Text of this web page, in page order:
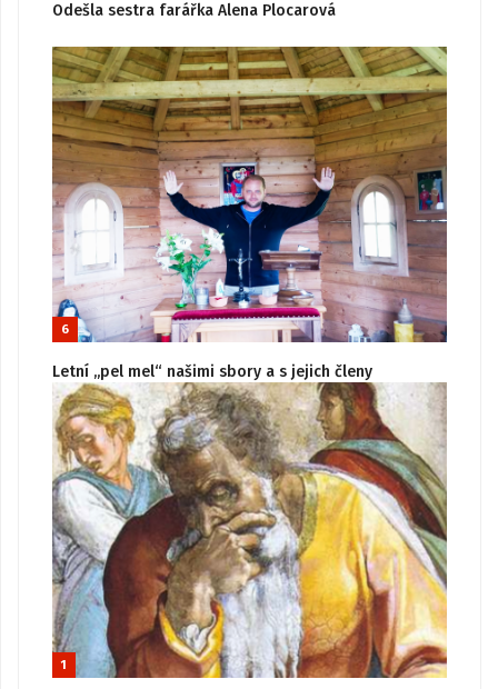
Odešla sestra farářka Alena Plocarová
6
Letní „pel mel“ našimi sbory a s jejich členy
1